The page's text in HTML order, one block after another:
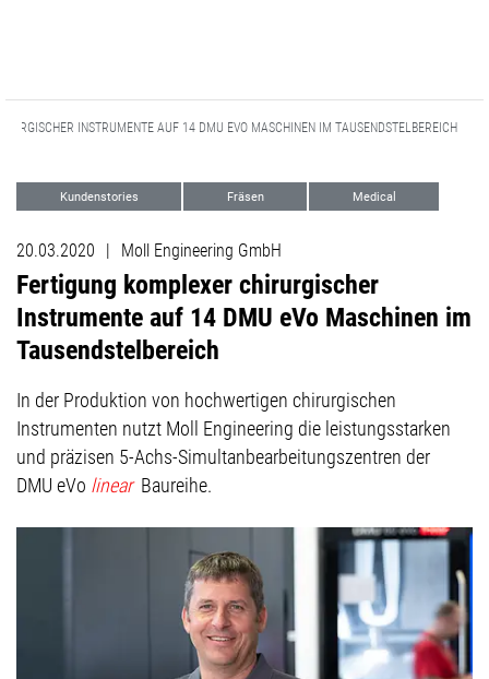
INSTRUMENTE AUF 14 DMU EVO MASCHINEN IM TAUSENDSTELBEREICH
Kundenstories Fräsen Medical
20.03.2020 | Moll Engineering GmbH
Fertigung komplexer chirurgischer
Instrumente auf 14 DMU eVo Maschinen im
Tausendstelbereich
In der Produktion von hochwertigen chirurgischen
Instrumenten nutzt Moll Engineering die leistungsstarken
und präzisen 5-Achs-Simultanbearbeitungszentren der
DMU eVo linear Baureihe.